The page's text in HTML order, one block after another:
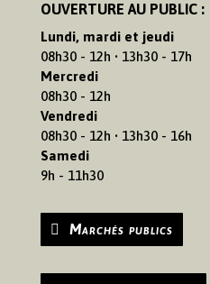
OUVERTURE AU PUBLIC :
Lundi, mardi et jeudi
08h30 - 12h • 13h30 - 17h
Mercredi
08h30 - 12h
Vendredi
08h30 - 12h • 13h30 - 16h
Samedi
9h - 11h30
Marchés publics